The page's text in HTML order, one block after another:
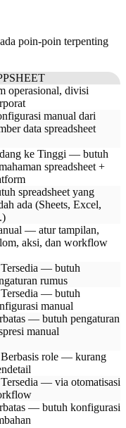
poin-poin terpenting
operasional, divisi
manual dari
data spreadsheet
ke Tinggi — butuh
spreadsheet +
spreadsheet yang
ada (Sheets, Excel,
— atur tampilan,
aksi, dan workflow
— butuh
rumus
— butuh
manual
— butuh pengaturan
manual
role — kurang
— via otomatisasi
— butuh konfigurasi